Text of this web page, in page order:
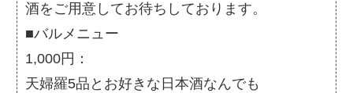
酒をご用意してお待ちしております。
■バルメニュー
1,000円：
天婦羅5品とお好きな日本酒なんでも